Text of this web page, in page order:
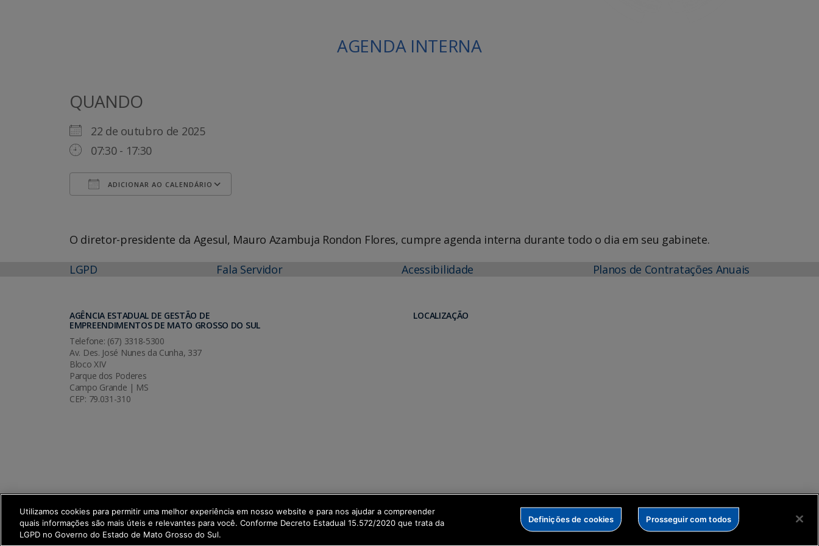
AGENDA INTERNA
QUANDO
22 de outubro de 2025
07:30 - 17:30
ADICIONAR AO CALENDÁRIO
O diretor-presidente da Agesul, Mauro Azambuja Rondon Flores, cumpre agenda interna durante todo o dia em seu gabinete.
LGPD Fala Servidor Acessibilidade Planos de Contratações Anuais
AGÊNCIA ESTADUAL DE GESTÃO DE
EMPREENDIMENTOS DE MATO GROSSO DO SUL
Telefone: (67) 3318-5300
Av. Des. José Nunes da Cunha, 337
Bloco XIV
Parque dos Poderes
Campo Grande | MS
CEP: 79.031-310
LOCALIZAÇÃO
SETDIG | Secretaria-Executiva de Transformação Digital
Utilizamos cookies para permitir uma melhor experiência em nosso website e para nos ajudar a compreender
quais informações são mais úteis e relevantes para você. Conforme Decreto Estadual 15.572/2020 que trata da
LGPD no Governo do Estado de Mato Grosso do Sul.
Definições de cookies Prosseguir com todos